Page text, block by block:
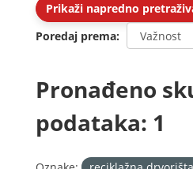
Prikaži napredno
Poredaj prema
Pronađeno
podataka: 1